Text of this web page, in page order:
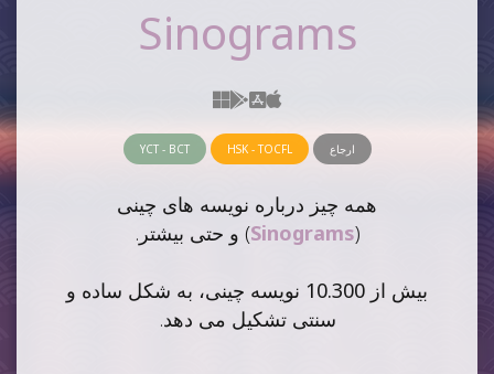
Sinograms
ارجاع HSK - TOCFL
YCT - BCT
همه چیز درباره نویسه های چینی
(
Sinograms) و حتی بیشتر.
بیش از 10.300 نویسه چینی
، به شکل ساده و
سنتی تشکیل می دهد.